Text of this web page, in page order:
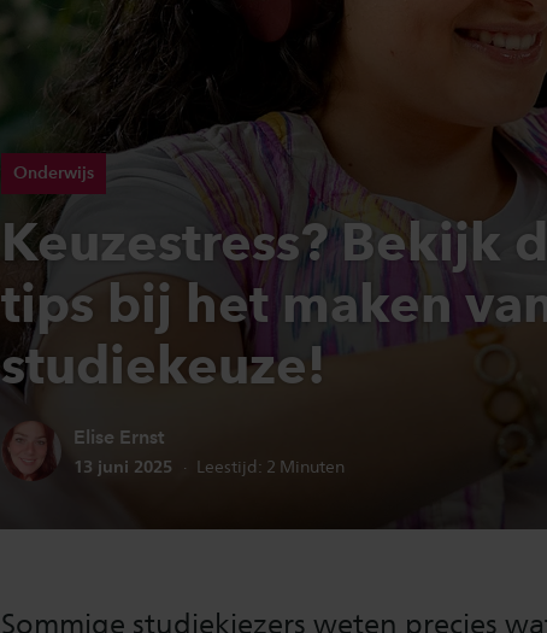
Onderwijs
Keuzestress? Bekijk
tips bij het maken
studiekeuze!
Auteur:
Elise Ernst
Publicatiedatum:
13 juni 2025 Leestijd: 2 Minuten
Sommige studiekiezers weten precies